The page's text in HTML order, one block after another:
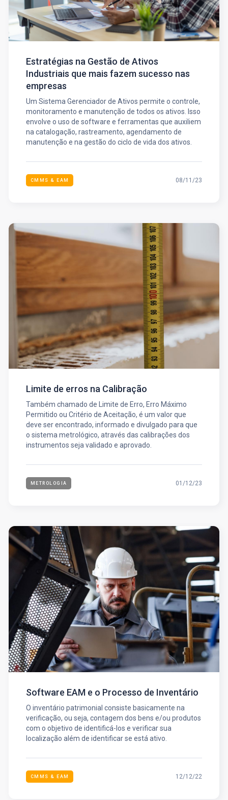
Estratégias na Gestão de Ativos
Industriais que mais fazem sucesso nas
empresas
Um Sistema Gerenciador de Ativos permite o controle,
monitoramento e manutenção de todos os ativos. Isso
envolve o uso de software e ferramentas que auxiliem
na catalogação, rastreamento, agendamento de
manutenção e na gestão do ciclo de vida dos ativos.
CMMS & EAM 08/11/23
Limite de erros na Calibração
Também chamado de Limite de Erro, Erro Máximo
Permitido ou Critério de Aceitação, é um valor que
deve ser encontrado, informado e divulgado para que
o sistema metrológico, através das calibrações dos
instrumentos seja validado e aprovado.
METROLOGIA 01/12/23
Software EAM e o Processo de Inventário
O inventário patrimonial consiste basicamente na
verificação, ou seja, contagem dos bens e/ou produtos
com o objetivo de identificá-los e verificar sua
localização além de identificar se está ativo.
CMMS & EAM 12/12/22